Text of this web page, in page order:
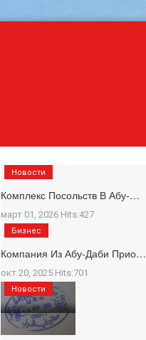
Комплекс Посольств В Абу-…
март 01, 2026 Hits:427
Новости
Компания Из Абу-Даби Прио…
окт 20, 2025 Hits:701
Бизнес
Новости